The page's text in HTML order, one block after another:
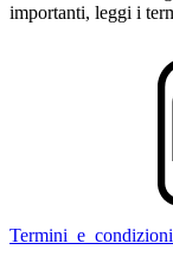
importanti, leggi i